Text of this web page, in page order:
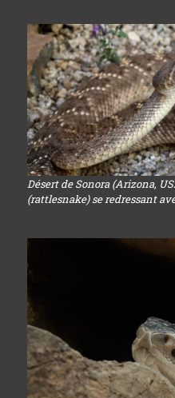
Désert de Sonora (Arizona,
(rattlesnake) se redressant